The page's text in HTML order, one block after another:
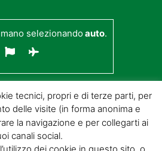
selezionandoauto.
tecnici, propri e di terze parti, per
delle visite (in forma anonima e
la navigazione e per collegarti ai
canali social.